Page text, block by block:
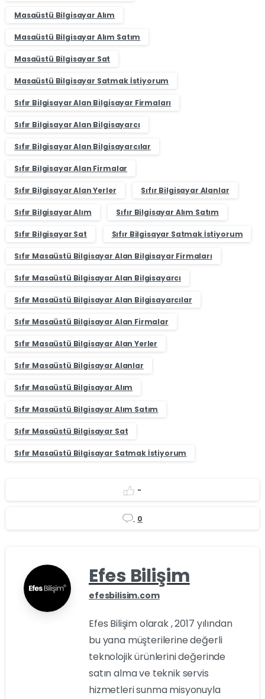
Masaüstü Bilgisayar Alım
Masaüstü Bilgisayar Alım Satım
Masaüstü Bilgisayar Sat
Masaüstü Bilgisayar Satmak İstiyorum
Sıfır Bilgisayar Alan Bilgisayar Firmaları
Sıfır Bilgisayar Alan Bilgisayarcı
Sıfır Bilgisayar Alan Bilgisayarcılar
Sıfır Bilgisayar Alan Firmalar
Sıfır Bilgisayar Alan Yerler Sıfır Bilgisayar Alanlar
Sıfır Bilgisayar Alım Sıfır Bilgisayar Alım Satım
Sıfır Bilgisayar Sat Sıfır Bilgisayar Satmak İstiyorum
Sıfır Masaüstü Bilgisayar Alan Bilgisayar Firmaları
Sıfır Masaüstü Bilgisayar Alan Bilgisayarcı
Sıfır Masaüstü Bilgisayar Alan Bilgisayarcılar
Sıfır Masaüstü Bilgisayar Alan Firmalar
Sıfır Masaüstü Bilgisayar Alan Yerler
Sıfır Masaüstü Bilgisayar Alanlar
Sıfır Masaüstü Bilgisayar Alım
Sıfır Masaüstü Bilgisayar Alım Satım
Sıfır Masaüstü Bilgisayar Sat
Sıfır Masaüstü Bilgisayar Satmak İstiyorum
-
0
Efes Bilişim
efesbilisim.com
Efes Bilişim olarak , 2017 yılından
bu yana müşterilerine değerli
teknolojik ürünlerini değerinde
satın alma ve teknik servis
hizmetleri sunma misyonuyla